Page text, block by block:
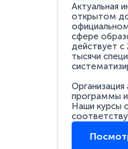
Актуальная
открытом
сфере
действует с
тысячи
программы
Наши курсы